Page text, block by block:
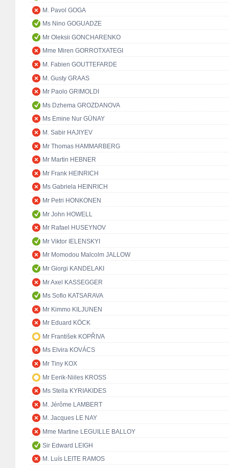
M. Pavol GOGA
Ms Nino GOGUADZE
Mr Oleksii GONCHARENKO
Mme Miren GORROTXATEGI
M. Fabien GOUTTEFARDE
M. Gusty GRAAS
Mr Paolo GRIMOLDI
Ms Dzhema GROZDANOVA
Ms Emine Nur GÜNAY
M. Sabir HAJIYEV
Mr Thomas HAMMARBERG
Mr Martin HEBNER
Mr Frank HEINRICH
Ms Gabriela HEINRICH
Mr Petri HONKONEN
Mr John HOWELL
Mr Rafael HUSEYNOV
Mr Viktor IELENSKYI
Mr Momodou Malcolm JALLOW
Mr Giorgi KANDELAKI
Mr Axel KASSEGGER
Ms Sofio KATSARAVA
Mr Kimmo KILJUNEN
Mr Eduard KÖCK
Mr František KOPŘIVA
Ms Elvira KOVÁCS
Mr Tiny KOX
Mr Eerik-Niiles KROSS
Ms Stella KYRIAKIDES
M. Jérôme LAMBERT
M. Jacques LE NAY
Mme Martine LEGUILLE BALLOY
Sir Edward LEIGH
M. Luís LEITE RAMOS